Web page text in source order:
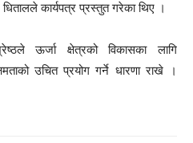
कार्यपत्र प्रस्तुत गरेका थिए ।
ऊर्जा क्षेत्रको विकासका लागि
उचित प्रयोग गर्ने धारणा राखे ।